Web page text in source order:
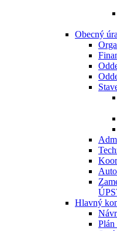
Obecný
Hlavný
Plán